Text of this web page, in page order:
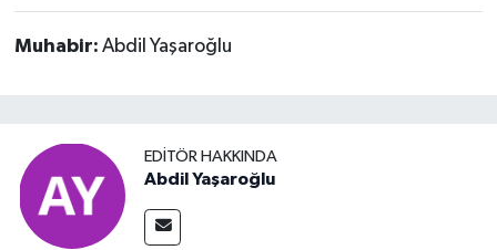
Muhabir: Abdil Yaşaroğlu
EDITÖR HAKKINDA
Abdil Yaşaroğlu